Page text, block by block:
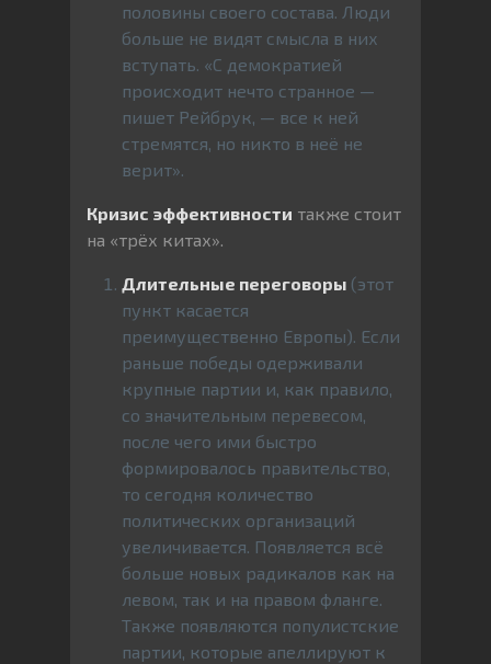
половины своего состава. Люди
больше не видят смысла в них
вступать. «С демократией
происходит нечто странное —
пишет Рейбрук, — все к ней
стремятся, но никто в неё не
верит».
Кризис эффективности также стоит
на «трёх китах».
Длительные переговоры (этот
пункт касается
преимущественно Европы). Если
раньше победы одерживали
крупные партии и, как правило,
со значительным перевесом,
после чего ими быстро
формировалось правительство,
то сегодня количество
политических организаций
увеличивается. Появляется всё
больше новых радикалов как на
левом, так и на правом фланге.
Также появляются популистские
партии, которые апеллируют к